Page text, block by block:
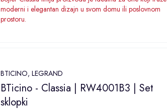
moderni i elegantan dizajn u svom domu ili poslovnom
prostoru.
BTICINO,LEGRAND
BTicino - Classia | RW4001B3 | Set
sklopki